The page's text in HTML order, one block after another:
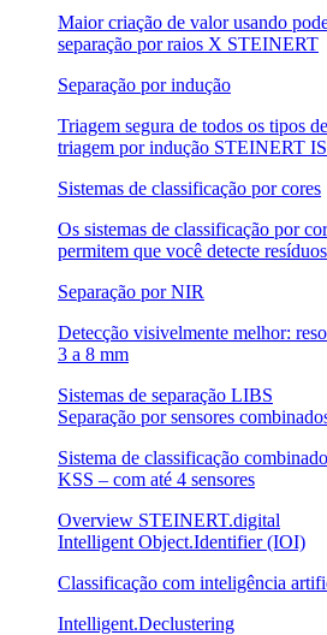
Maior criação de valor usando
separação por raios X STEINERT
Separação por indução
Triagem segura de todos os tipos
triagem por indução STEINERT
Sistemas de classificação por cores
Os sistemas de classificação por
permitem que você detecte
Separação por NIR
Detecção visivelmente melhor:
3 a 8 mm
Sistemas de separação LIBS
Separação por sensores
Sistema de classificação
KSS – com até 4 sensores
Overview STEINERT.digital
Intelligent Object.Identifier (IOI)
Classificação com inteligência
Intelligent.Declustering